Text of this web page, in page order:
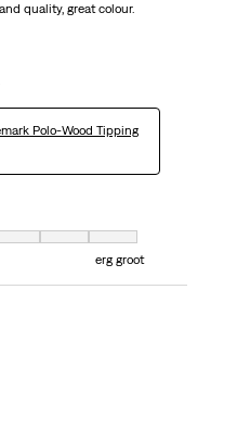
quality, great colour.
Polo-Wood Tipping
Heel klein en 7 gelijk is aan erg groot
erg groot